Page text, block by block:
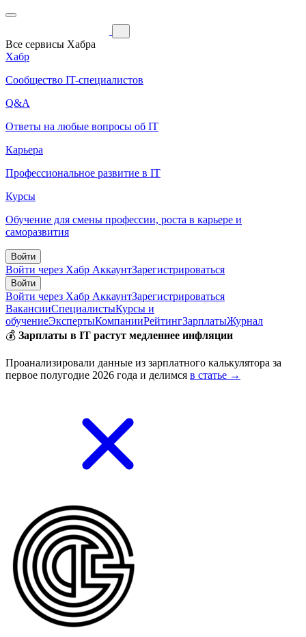
Все сервисы Хабра
Хабр
Сообщество IT-специалистов
Q&A
Ответы на любые вопросы об IT
Карьера
Профессиональное развитие в IT
Курсы
Обучение для смены профессии, роста в карьере и
саморазвития
Войти
Войти через Хабр АккаунтЗарегистрироваться
Войти
Войти через Хабр АккаунтЗарегистрироваться
ВакансииСпециалистыКурсы и
обучениеЭкспертыКомпанииРейтингЗарплатыЖурнал
💰 Зарплаты в IT растут медленнее инфляции
Проанализировали данные из зарплатного калькулятора за
первое полугодие 2026 года и делимся в статье →